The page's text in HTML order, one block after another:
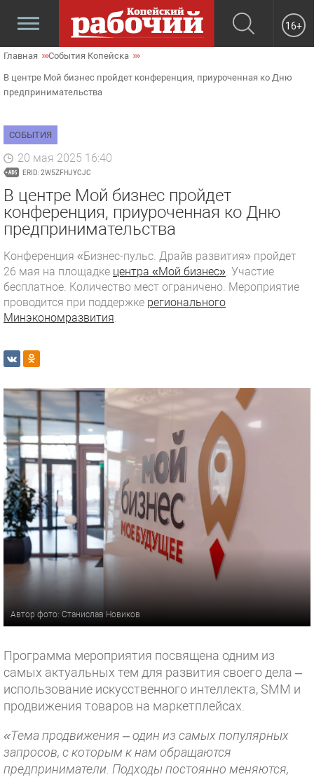
16+
Главная События Копейска
В центре Мой бизнес пройдет конференция, приуроченная ко Дню
предпринимательства
СОБЫТИЯ
20 мая 2025 16:40
ERID: 2W5ZFHJYCJC
В центре Мой бизнес пройдет
конференция, приуроченная ко Дню
предпринимательства
Конференция «Бизнес-пульс. Драйв развития» пройдет
26 мая на площадке центра «Мой бизнес». Участие
бесплатное. Количество мест ограничено. Мероприятие
проводится при поддержке регионального
Минэкономразвития.
Автор фото: Станислав Новиков
Программа мероприятия посвящена одним из
самых актуальных тем для развития своего дела –
использование искусственного интеллекта, SMM и
продвижения товаров на маркетплейсах.
«Тема продвижения – один из самых популярных
запросов, с которым к нам обращаются
предприниматели. Подходы постоянно меняются,